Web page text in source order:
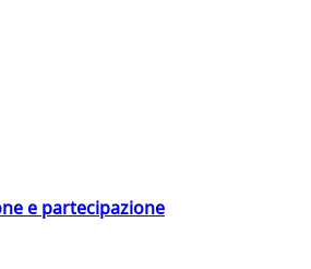
e partecipazione